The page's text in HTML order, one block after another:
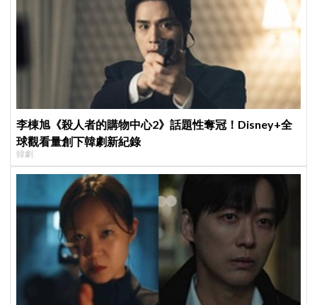
李棟旭《殺人者的購物中心2》話題性奪冠！Disney+全
球觀看量創下韓劇新紀錄
韓劇